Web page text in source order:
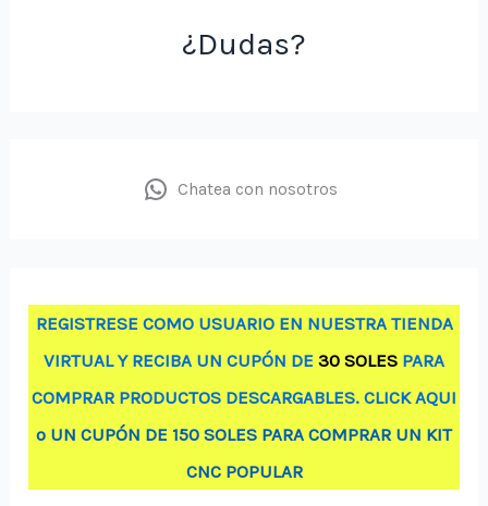
¿Dudas?
Chatea con nosotros
REGISTRESE COMO USUARIO EN NUESTRA TIENDA
VIRTUAL Y RECIBA UN CUPÓN DE 30 SOLES PARA
COMPRAR PRODUCTOS DESCARGABLES. CLICK AQUI
o UN CUPÓN DE 150 SOLES PARA COMPRAR UN KIT
CNC POPULAR